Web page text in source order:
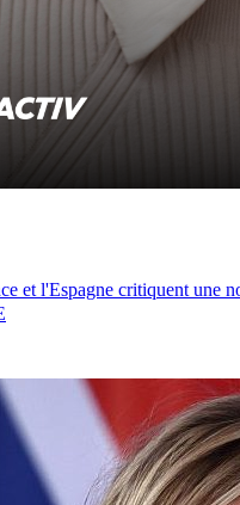
et l'Espagne critiquent une